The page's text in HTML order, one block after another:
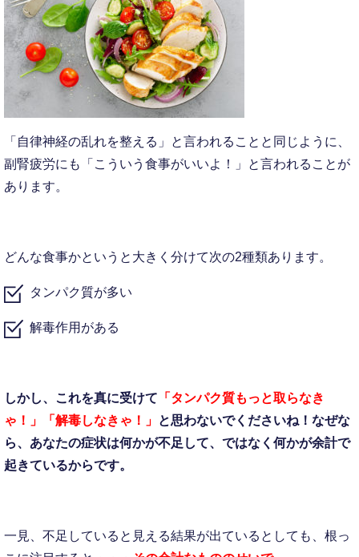
「自律神経の乱れを整える」と言われることと同じように、
副腎疲労にも「こういう食事がいいよ！」と言われることが
あります。
どんな食事かというと大きく分けて次の2種類あります。
タンパク質が多い
解毒作用がある
しかし、これを真に受けて 「タンパク質もっと取らなき
ゃ！」
「解毒しなきゃ！」 と思わないでくださいね！ なぜな
ら、あなたの症状は何かが不足して、ではなく 何かが余計で
起きているからです。
一見、不足していると見える結果が出ているとしても、根っ